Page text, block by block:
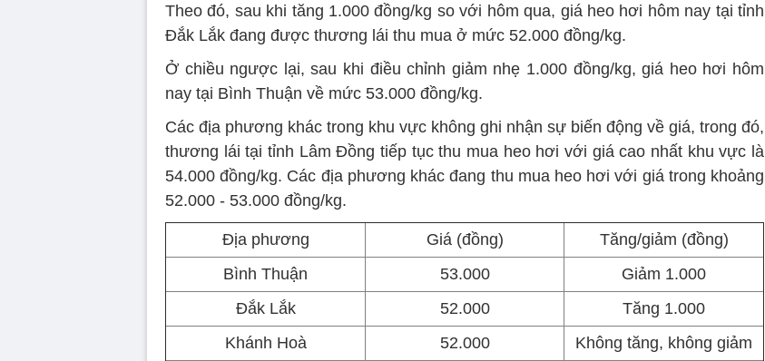
Theo đó, sau khi tăng 1.000 đồng/kg so với hôm qua, giá heo hơi hôm nay tại tỉnh
Đắk Lắk đang được thương lái thu mua ở mức 52.000 đồng/kg.
Ở chiều ngược lại, sau khi điều chỉnh giảm nhẹ 1.000 đồng/kg, giá heo hơi hôm
nay tại Bình Thuận về mức 53.000 đồng/kg.
Các địa phương khác trong khu vực không ghi nhận sự biến động về giá, trong đó,
thương lái tại tỉnh Lâm Đồng tiếp tục thu mua heo hơi với giá cao nhất khu vực là
54.000 đồng/kg. Các địa phương khác đang thu mua heo hơi với giá trong khoảng
52.000 - 53.000 đồng/kg.
Địa phương Giá (đồng)
Tăng/giảm (đồng)
Bình Thuận
53.000
Giảm 1.000
Đắk Lắk
52.000
Tăng 1.000
Khánh Hoà
52.000
Không tăng, không giảm